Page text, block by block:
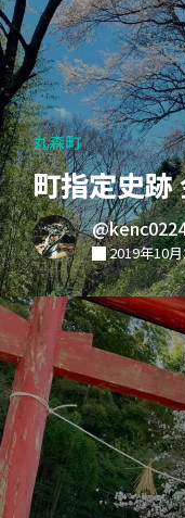
丸森町
町指定史跡
2019年10